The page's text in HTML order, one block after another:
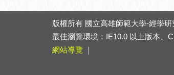
版權所有 國立高雄師範大學-經學研
最佳瀏覽環境：IE10.0 以上版本、
網站導覽 ｜